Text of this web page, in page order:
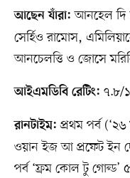
আছেন যাঁরা: আনহেল দি
সের্হিও রামোস,
আনচেলত্তি ও জোসে
আইএমডিবি রেটিং: ৭.৮/
রানটাইম: প্রথম পর্ব
ওয়ান ইজ আ প্রফেট ইন
পর্ব ‘ফ্রম কোল টু গোল্ড’